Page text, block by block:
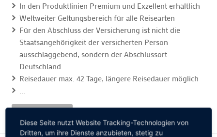
In den Produktlinien Premium und Exzellent erhältlich
Weltweiter Geltungsbereich für alle Reisearten
Für den Abschluss der Versicherung ist nicht die
Staatsangehörigkeit der versicherten Person
ausschlaggebend, sondern der Abschlussort
Deutschland
Reisedauer max. 42 Tage, längere Reisedauer möglich
Diese Seite nutzt Website Tracking-Technologien von
Dritten, um ihre Dienste anzubieten, stetig zu